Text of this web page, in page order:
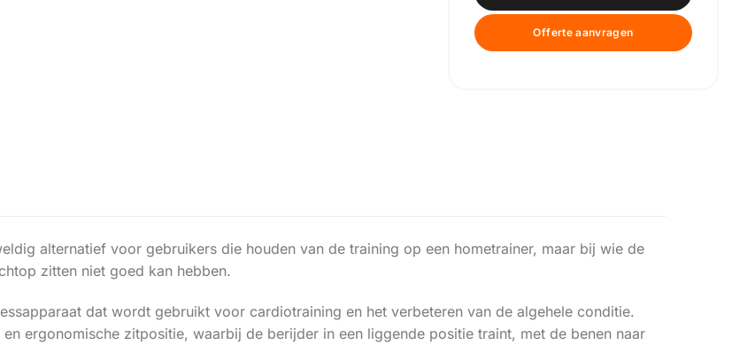
Offerte aanvragen
alternatief voor gebruikers die houden van de training op een hometrainer, maar bij wie de
zitten niet goed kan hebben.
dat wordt gebruikt voor cardiotraining en het verbeteren van de algehele conditie.
ergonomische zitpositie, waarbij de berijder in een liggende positie traint, met de benen naar